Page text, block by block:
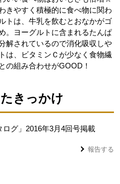
きやすく積極的に食べ物に関わ
トは、牛乳を飲むとおなかがゴ
。ヨーグルトに含まれるたんぱ
解されているので消化吸収しや
は、ビタミンＣが少なく食物繊
の組み合わせがGOOD！
きっかけ
グ」2016年3月4回号掲載
報告する